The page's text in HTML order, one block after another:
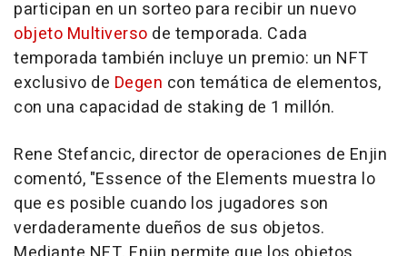
participan en un sorteo para recibir un nuevo
objeto Multiverso de temporada. Cada
temporada también incluye un premio: un NFT
exclusivo de Degen con temática de elementos,
con una capacidad de staking de 1 millón.
Rene Stefancic, director de operaciones de Enjin
comentó, "Essence of the Elements muestra lo
que es posible cuando los jugadores son
verdaderamente dueños de sus objetos.